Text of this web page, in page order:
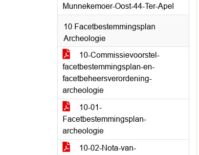
Munnekemoer-Oost-44-Ter-Apel
10 Facetbestemmingsplan
Archeologie
10-Commissievoorstel-
facetbestemmingsplan-en-
facetbeheersverordening-
archeologie
10-01-
Facetbestemmingsplan-
archeologie
10-02-Nota-van-